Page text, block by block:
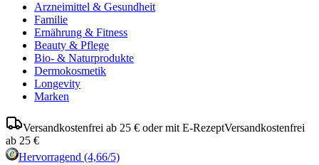
Arzneimittel & Gesundheit
Familie
Ernährung & Fitness
Beauty & Pflege
Bio- & Naturprodukte
Dermokosmetik
Longevity
Marken
Versandkostenfrei ab 25 € oder mit E-RezeptVersandkostenfrei
ab 25 €
Hervorragend (4,66/5)